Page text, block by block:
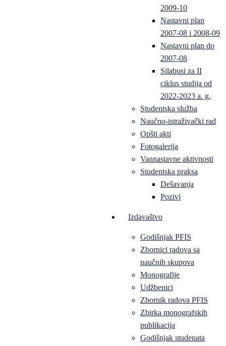
2009-10
Nastavni plan
2007-08 i 2008-09
Nastavni plan do
2007-08
Silabusi za II
ciklus studija od
2022-2023 a. g.
Studentska služba
Naučno-istraživački rad
Opšti akti
Fotogalerija
Vannastavne aktivnosti
Studentska praksa
Dešavanja
Pozivi
Izdavaštvo
Godišnjak PFIS
Zbornici radova sa
naučnih skupova
Monografije
Udžbenici
Zbornik radova PFIS
Zbirka monografskih
publikacija
Godišnjak studenata